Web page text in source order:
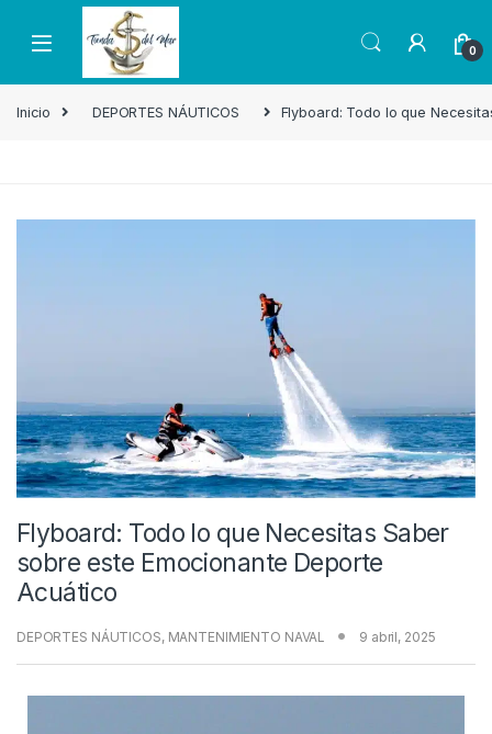
0
Inicio DEPORTES NÁUTICOS Flyboard: Todo lo que
Flyboard: Todo lo que Necesitas Saber
sobre este Emocionante Deporte
Acuático
DEPORTES NÁUTICOS, MANTENIMIENTO NAVAL 9 abril, 2025